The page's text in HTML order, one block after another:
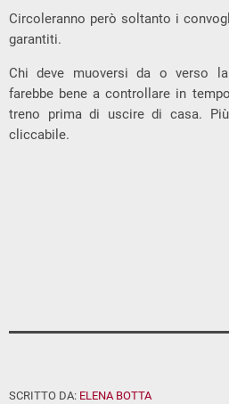
Circoleranno però soltanto i
garantiti.
Chi deve muoversi da o verso
farebbe bene a controllare in
treno prima di uscire di casa.
cliccabile.
SCRITTO DA: ELENA BOTTA